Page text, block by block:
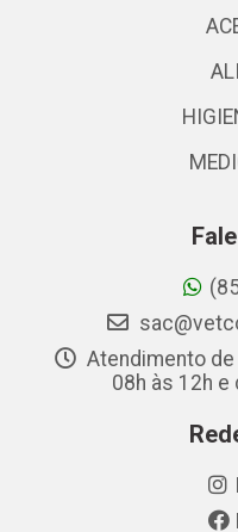
Atendimento
08h às 12h e